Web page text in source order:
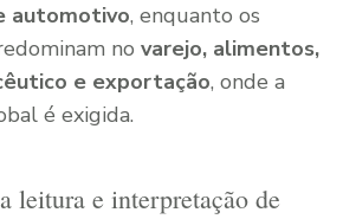
automotivo, enquanto os
no varejo, alimentos,
e exportação, onde a
é exigida.
leitura e interpretação de